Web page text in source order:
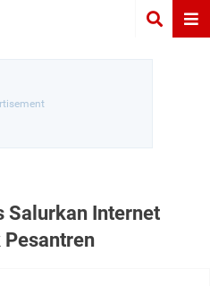
Salurkan Internet
Pesantren